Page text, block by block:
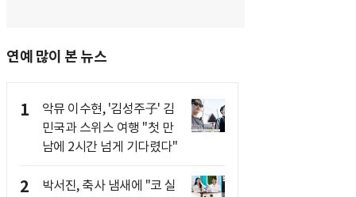
연예 많이 본 뉴스
1
악뮤 이수현, '김성주子' 김
민국과 스위스 여행 "첫 만
남에 2시간 넘게 기다렸다"
2
박서진, 축사 냄새에 "코 실